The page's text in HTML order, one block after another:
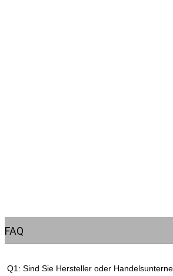
FAQ
Q1: Sind Sie Hersteller oder